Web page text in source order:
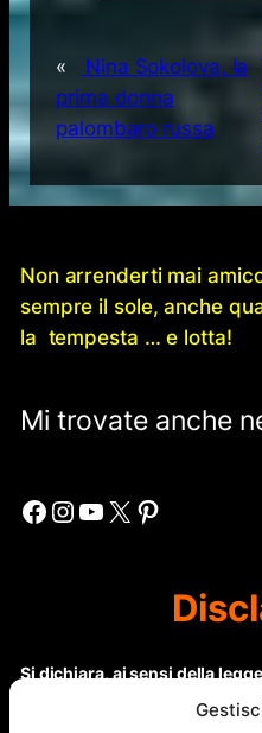
«
Nina Sokolova, la
prima donna
palombaro russa
Non arrenderti mai
sempre il sole, anche
la tempesta … e lotta!
Mi trovate anche
Facebook Instagram YouTube X Pinterest
Si dichiara, ai sensi della
questo sito non rientra nella